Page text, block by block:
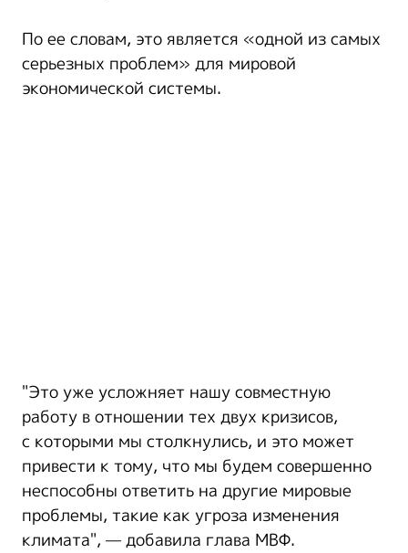
По ее словам, это является «одной из самых
серьезных проблем» для мировой
экономической системы.
"Это уже усложняет нашу совместную
работу в отношении тех двух кризисов,
с которыми мы столкнулись, и это может
привести к тому, что мы будем совершенно
неспособны ответить на другие мировые
проблемы, такие как угроза изменения
климата", — добавила глава МВФ.